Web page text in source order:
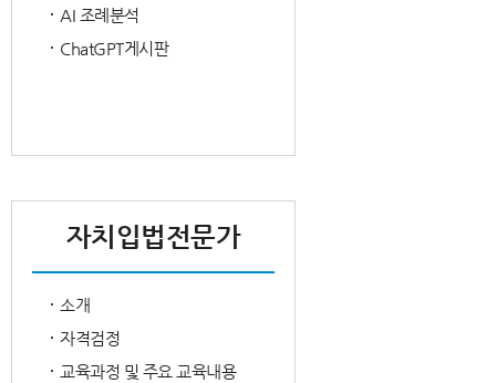
AI 조례분석
ChatGPT게시판
자치입법전문가
소개
자격검정
교육과정 및 주요 교육내용